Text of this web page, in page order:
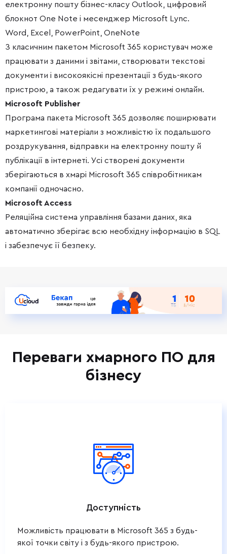
електронну пошту бізнес-класу Outlook, цифровий
блокнот One Note і месенджер Microsoft Lync.
Word, Excel, PowerPoint, OneNote
З класичним пакетом Microsoft 365 користувач може
працювати з даними і звітами, створювати текстові
документи і високоякісні презентації з будь-якого
пристрою, а також редагувати їх у режимі онлайн.
Microsoft Publisher
Програма пакета Microsoft 365 дозволяє поширювати
маркетингові матеріали з можливістю їх подальшого
роздрукування, відправки на електронну пошту й
публікації в інтернеті. Усі створені документи
зберігаються в хмарі Microsoft 365 співробітникам
компанії одночасно.
Microsoft Access
Реляційна система управління базами даних, яка
автоматично зберігає всю необхідну інформацію в SQL
і забезпечує її безпеку.
Переваги хмарного ПО для
бізнесу
Доступність
Можливість працювати в Microsoft 365 з будь-
якої точки світу і з будь-якого пристрою.